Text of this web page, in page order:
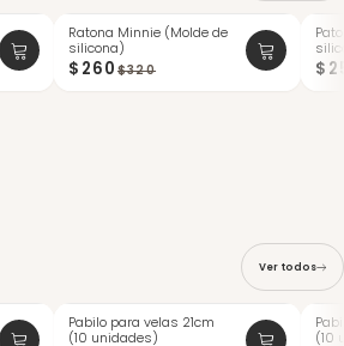
-18%
Ratona Minnie (Molde de
silicona)
$260 $320
-19%
Ver todos
Pabilo para velas 21cm
(10 unidades)
(10